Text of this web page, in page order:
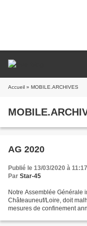
Accueil » MOBILE.ARCHIVES
AG 2020
Publié le 13/03/2020 à 11:17
Par Star-45
Notre Assemblée Générale
Châteauneuf/Loire, doit
mesures de confinement